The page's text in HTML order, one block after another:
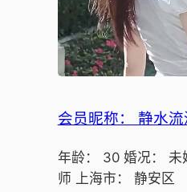
会员昵称： 静水流
年龄： 30 婚况： 未
师 上海市： 静安区